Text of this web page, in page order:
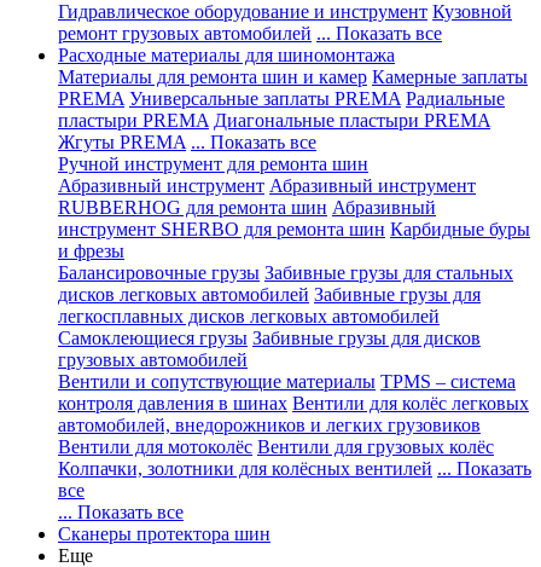
Гидравлическое оборудование и инструмент Кузовной
ремонт грузовых автомобилей ... Показать все
Расходные материалы для шиномонтажа
Материалы для ремонта шин и камер Камерные заплаты
PREMA Универсальные заплаты PREMA Радиальные
пластыри PREMA Диагональные пластыри PREMA
Жгуты PREMA ... Показать все
Ручной инструмент для ремонта шин
Абразивный инструмент Абразивный инструмент
RUBBERHOG для ремонта шин Абразивный
инструмент SHERBO для ремонта шин Карбидные буры
и фрезы
Балансировочные грузы Забивные грузы для стальных
дисков легковых автомобилей Забивные грузы для
легкосплавных дисков легковых автомобилей
Самоклеющиеся грузы Забивные грузы для дисков
грузовых автомобилей
Вентили и сопутствующие материалы TPMS – система
контроля давления в шинах Вентили для колёс легковых
автомобилей, внедорожников и легких грузовиков
Вентили для мотоколёс Вентили для грузовых колёс
Колпачки, золотники для колёсных вентилей ... Показать
все
... Показать все
Сканеры протектора шин
Еще